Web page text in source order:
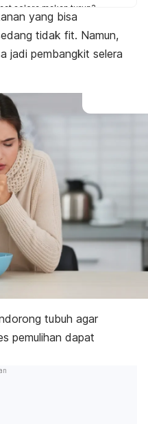
selera makan turun?
selera makan untuk orang
yang bisa
tidak fit. Namun,
jadi pembangkit selera
tubuh agar
pemulihan dapat